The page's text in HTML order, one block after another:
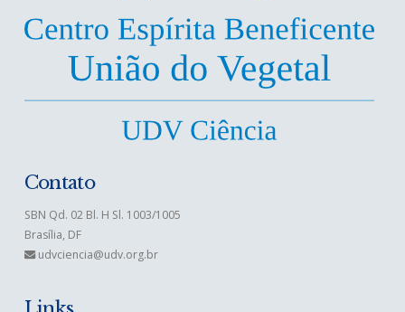
Contato
SBN Qd. 02 Bl. H Sl. 1003/1005
Brasília, DF
udvciencia@udv.org.br